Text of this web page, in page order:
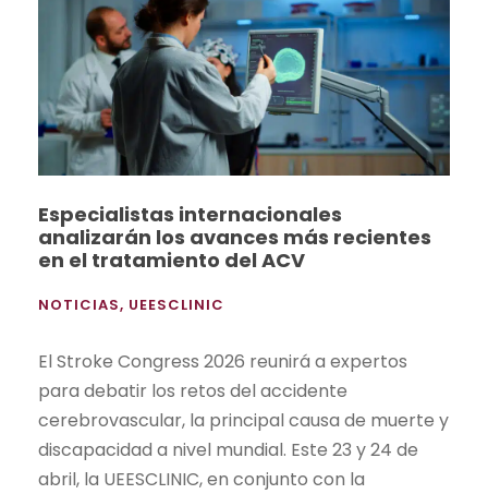
Especialistas internacionales
analizarán los avances más recientes
en el tratamiento del ACV
NOTICIAS, UEESCLINIC
El Stroke Congress 2026 reunirá a expertos
para debatir los retos del accidente
cerebrovascular, la principal causa de muerte y
discapacidad a nivel mundial. Este 23 y 24 de
abril, la UEESCLINIC, en conjunto con la